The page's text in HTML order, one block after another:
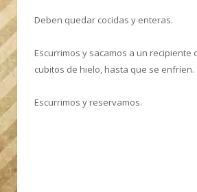
Deben quedar cocidas y enteras.
Escurrimos y sacamos a un recipiente
cubitos de hielo, hasta que se enfríen.
Escurrimos y reservamos.